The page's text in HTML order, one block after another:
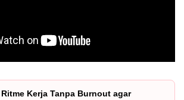
Kerja Tanpa Burnout agar